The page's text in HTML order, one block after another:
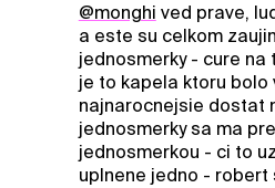
@monghi ved prave,
a este su celkom
jednosmerky - cure
je to kapela ktoru bolo
najnarocnejsie dostat
jednosmerky sa ma
jednosmerkou - ci to
uplnene jedno - robert